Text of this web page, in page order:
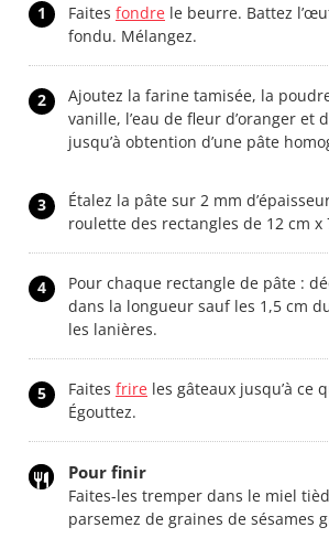
1 Faites fondre le beurre. Battez
fondu. Mélangez.
2 Ajoutez la farine tamisée, la
vanille, l’eau de fleur d’oranger et
jusqu’à obtention d’une pâte
3
Étalez la pâte sur 2 mm
roulette des rectangles de 12 cm x
4
Pour chaque rectangle de pâte :
dans la longueur sauf les 1,5 cm
les lanières.
5 Faites frire les gâteaux jusqu’à ce
Égouttez.
Pour finir
Faites-les tremper dans le miel
parsemez de graines de sésames